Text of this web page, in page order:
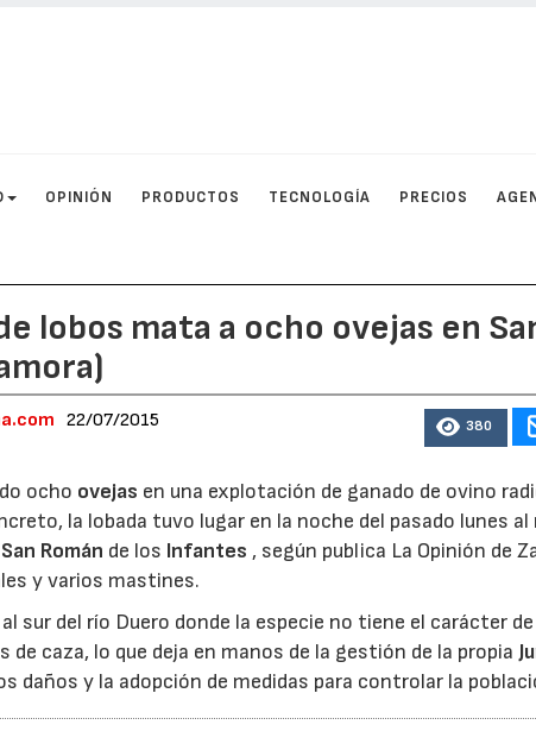
OPINIÓN PRODUCTOS TECNOLOGÍA PRECIOS
lobos mata a ocho ovejas en
22/07/2015 380
ocho ovejas en una explotación de ganado de ovino
la lobada tuvo lugar en la noche del pasado lunes
San Román de los Infantes , según publica La Opinión de
y varios mastines.
sur del río Duero donde la especie no tiene el carácter
de caza, lo que deja en manos de la gestión de la propia
daños y la adopción de medidas para controlar la